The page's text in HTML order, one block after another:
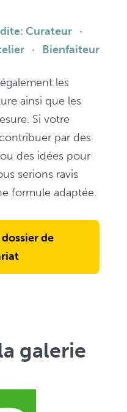
Curateur ·
· Bienfaiteur
les
ainsi que les
Si votre
par des
des idées pour
serions ravis
formule adaptée.
de
galerie